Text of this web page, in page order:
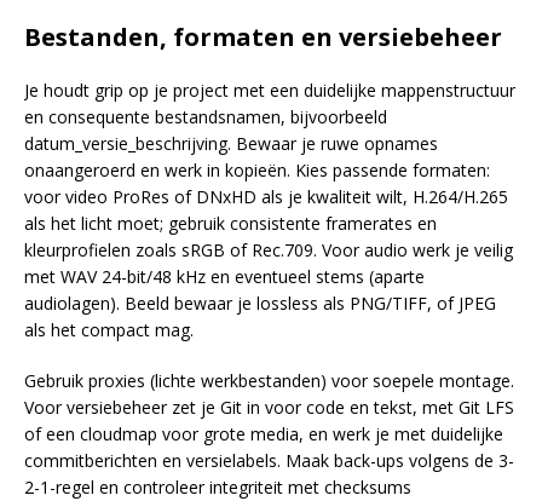
Bestanden, formaten en versiebeheer
Je houdt grip op je project met een duidelijke mappenstructuur
en consequente bestandsnamen, bijvoorbeeld
datum_versie_beschrijving. Bewaar je ruwe opnames
onaangeroerd en werk in kopieën. Kies passende formaten:
voor video ProRes of DNxHD als je kwaliteit wilt, H.264/H.265
als het licht moet; gebruik consistente framerates en
kleurprofielen zoals sRGB of Rec.709. Voor audio werk je veilig
met WAV 24-bit/48 kHz en eventueel stems (aparte
audiolagen). Beeld bewaar je lossless als PNG/TIFF, of JPEG
als het compact mag.
Gebruik proxies (lichte werkbestanden) voor soepele montage.
Voor versiebeheer zet je Git in voor code en tekst, met Git LFS
of een cloudmap voor grote media, en werk je met duidelijke
commitberichten en versielabels. Maak back-ups volgens de 3-
2-1-regel en controleer integriteit met checksums